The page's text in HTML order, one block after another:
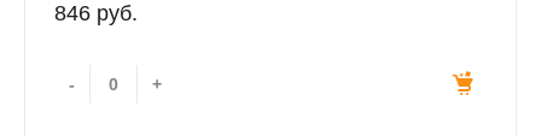
846 руб.
- +